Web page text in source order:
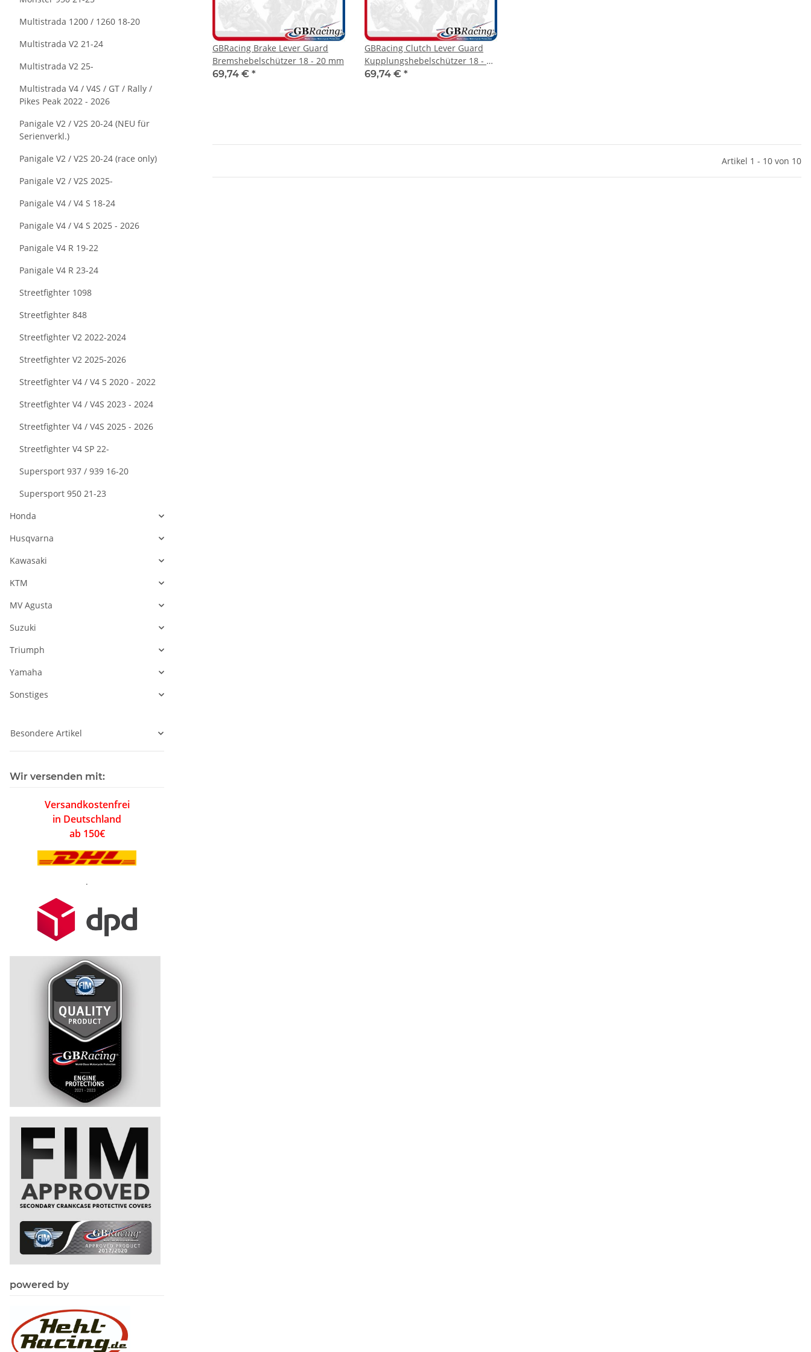
GBRacing Brake Lever Guard
Bremshebelschützer 18 - 20 mm
69,74 € *
GBRacing Clutch Lever Guard
Kupplungshebelschützer 18 - 20
mm
69,74 € *
Artikel 1 - 10 von 10
Multistrada 1200 / 1260 18-20
Multistrada V2 21-24
Multistrada V2 25-
Multistrada V4 / V4S / GT / Rally /
Pikes Peak 2022 - 2026
Panigale V2 / V2S 20-24 (NEU für
Serienverkl.)
Panigale V2 / V2S 20-24 (race only)
Panigale V2 / V2S 2025-
Panigale V4 / V4 S 18-24
Panigale V4 / V4 S 2025 - 2026
Panigale V4 R 19-22
Panigale V4 R 23-24
Streetfighter 1098
Streetfighter 848
Streetfighter V2 2022-2024
Streetfighter V2 2025-2026
Streetfighter V4 / V4 S 2020 - 2022
Streetfighter V4 / V4S 2023 - 2024
Streetfighter V4 / V4S 2025 - 2026
Streetfighter V4 SP 22-
Supersport 937 / 939 16-20
Supersport 950 21-23
Honda
Husqvarna
Kawasaki
KTM
MV Agusta
Suzuki
Triumph
Yamaha
Sonstiges
Besondere Artikel
Wir versenden mit:
Versandkostenfrei
in Deutschland
ab 150€
.
powered by